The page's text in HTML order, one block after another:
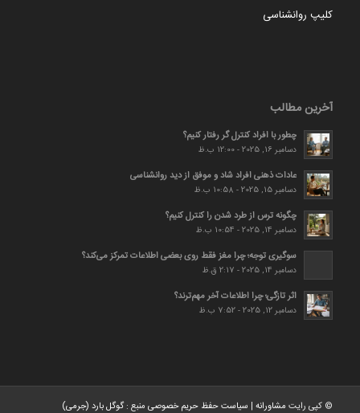
کلیپ روانشناسی
آخرین مطالب
چطور با افراد کنترل گر رفتار کنیم؟
دسامبر 16, 2025 - 12:00 ب.ظ
عادات ذهنی افراد شاد و موفق از دید روانشناسی
دسامبر 15, 2025 - 10:58 ب.ظ
چگونه ترس از طرد شدن را کنترل کنیم؟
دسامبر 14, 2025 - 10:54 ب.ظ
سوگیری توجه؛ چرا مغز فقط روی بعضی اطلاعات تمرکز می‌کند؟
دسامبر 14, 2025 - 2:17 ق.ظ
اثر تازگی؛ چرا اطلاعات آخر مهم‌ترند؟
دسامبر 12, 2025 - 7:52 ب.ظ
© کپی رایت مشاورانه| سیاست حفظ حریم خصوصیمنبع :گوگل بارد (جرمی)